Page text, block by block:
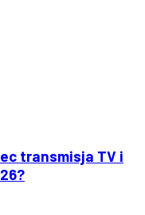
transmisja TV i